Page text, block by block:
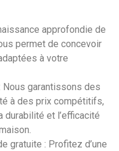
approfondie de
permet de concevoir
à votre
garantissons des
à des prix compétitifs,
durabilité et l’efficacité
gratuite : Profitez d’une